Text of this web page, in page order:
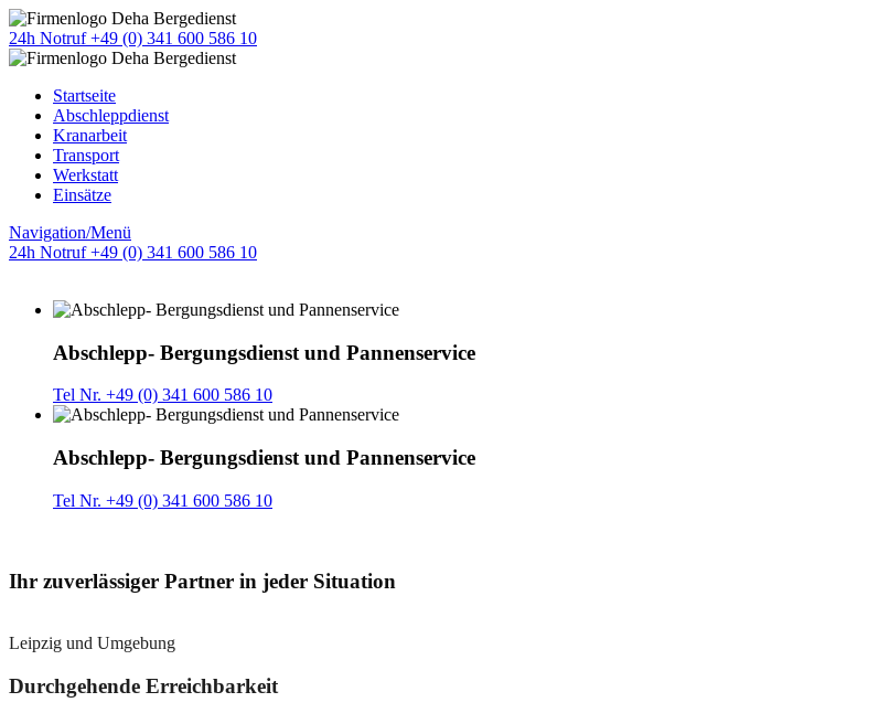
24h Notruf +49 (0) 341 600 586 10
Startseite
Abschleppdienst
Kranarbeit
Transport
Werkstatt
Einsätze
Navigation/Menü
24h Notruf +49 (0) 341 600 586 10
Abschlepp- Bergungsdienst und Pannenservice
Tel Nr. +49 (0) 341 600 586 10
Abschlepp- Bergungsdienst und Pannenservice
Tel Nr. +49 (0) 341 600 586 10
Ihr zuverlässiger Partner in jeder Situation
Leipzig und Umgebung
Durchgehende Erreichbarkeit